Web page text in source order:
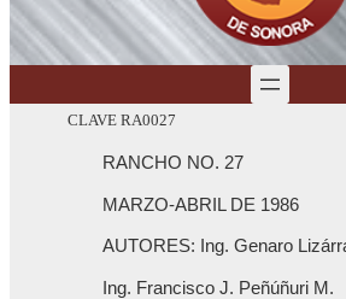
CLAVE RA0027
RANCHO NO. 27
MARZO-ABRIL DE 1986
AUTORES: Ing. Genaro
Ing. Francisco J. Peñúñuri M.